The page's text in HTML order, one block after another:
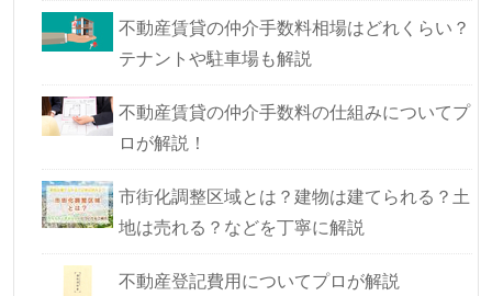
不動産賃貸の仲介手数料相場はどれくらい？
テナントや駐車場も解説
不動産賃貸の仲介手数料の仕組みについてプ
ロが解説！
市街化調整区域とは？建物は建てられる？土
地は売れる？などを丁寧に解説
不動産登記費用についてプロが解説